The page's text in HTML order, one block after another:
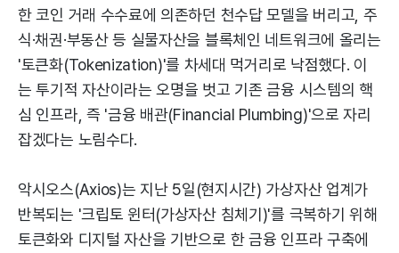
한 코인 거래 수수료에 의존하던 천수답 모델을 버리고, 주
식·채권·부동산 등 실물자산을 블록체인 네트워크에 올리는
'토큰화(Tokenization)'를 차세대 먹거리로 낙점했다. 이
는 투기적 자산이라는 오명을 벗고 기존 금융 시스템의 핵
심 인프라, 즉 '금융 배관(Financial Plumbing)'으로 자리
잡겠다는 노림수다.
악시오스(Axios)는 지난 5일(현지시간) 가상자산 업계가
반복되는 '크립토 윈터(가상자산 침체기)'를 극복하기 위해
토큰화와 디지털 자산을 기반으로 한 금융 인프라 구축에